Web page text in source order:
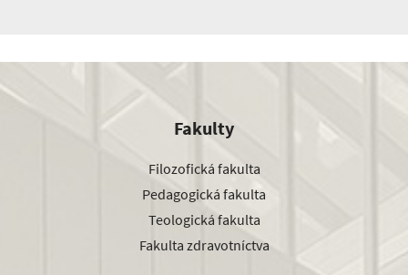
Fakulty
Filozofická fakulta
Pedagogická fakulta
Teologická fakulta
Fakulta zdravotníctva